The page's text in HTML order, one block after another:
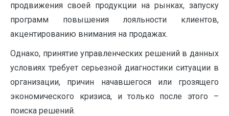
продвижения своей продукции на рынках, запуску
программ повышения лояльности клиентов,
акцентированию внимания на продажах.
Однако, принятие управленческих решений в данных
условиях требует серьезной диагностики ситуации в
организации, причин начавшегося или грозящего
экономического кризиса, и только после этого –
поиска решений.